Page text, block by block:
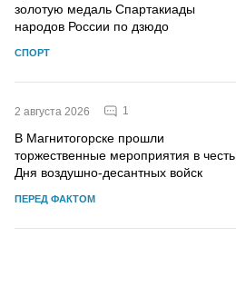
золотую медаль Спартакиады
народов России по дзюдо
СПОРТ
2 августа 2026 1
В Магнитогорске прошли
торжественные мероприятия в честь
Дня воздушно-десантных войск
ПЕРЕД ФАКТОМ